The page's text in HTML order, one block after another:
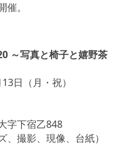
催。
～写真と椅子と嬉野茶
日（月・祝）
字下宿乙848
撮影、現像、台紙）